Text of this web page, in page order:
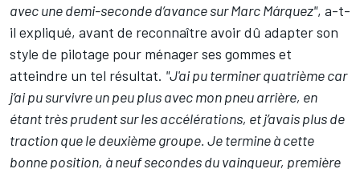
avec une demi-seconde d’avance surMarc Márquez", a-t-
il expliqué, avant de reconnaître avoir dû adapter son
style de pilotage pour ménager ses gommes et
atteindre un tel résultat. "J'ai pu terminer quatrième car
j’ai pu survivre un peu plus avec mon pneu arrière, en
étant très prudent sur les accélérations, et j’avais plus de
traction que le deuxième groupe. Je termine à cette
bonne position, à neuf secondes du vainqueur, première